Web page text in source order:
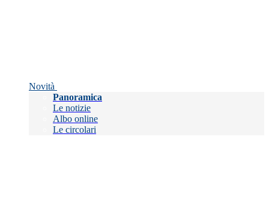
Novità
Panoramica
Le notizie
Albo online
Le circolari